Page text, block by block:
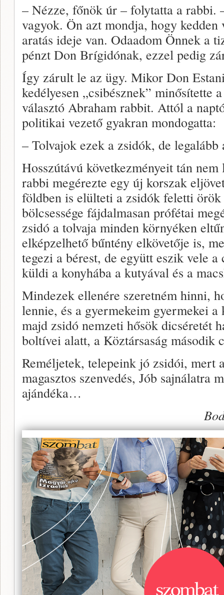
– Nézze, főnök úr – folytatta a rabbi.
vagyok. Ön azt mondja, hogy
aratás ideje van. Odaadom Önnek a
pénzt Don Brígidónak, ezzel pedig
Így zárult le az ügy. Mikor Don
kedélyesen „csibésznek” minősítette
választó Abraham rabbit. Attól a
politikai vezető gyakran mondogatta:
– Tolvajok ezek a zsidók, de
Hosszútávú következményeit tán
rabbi megérezte egy új korszak
földben is elülteti a zsidók feletti
bölcsessége fájdalmasan prófétai
zsidó a tolvaja minden környéken
elképzelhető bűntény elkövetője is,
tegezi a bérest, de együtt eszik vele a
küldi a konyhába a kutyával és a
Mindezek ellenére szeretném hinni,
lennie, és a gyermekeim gyermekei
majd zsidó nemzeti hősök dicséretét
boltívei alatt, a Köztársaság
Reméljetek, telepeink jó zsidói, mert
magasztos szenvedés, Jób sajnálatra
ajándéka…